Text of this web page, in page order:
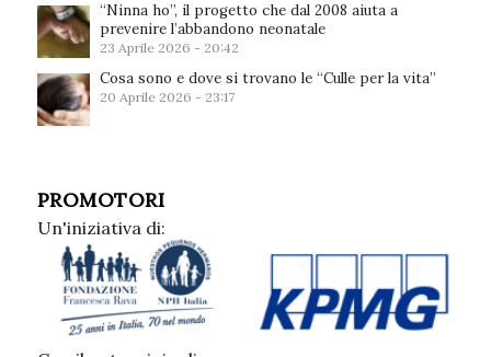
“Ninna ho”, il progetto che dal 2008 aiuta a
prevenire l’abbandono neonatale
23 Aprile 2026 - 20:42
Cosa sono e dove si trovano le “Culle per la vita”
20 Aprile 2026 - 23:17
PROMOTORI
Un'iniziativa di: